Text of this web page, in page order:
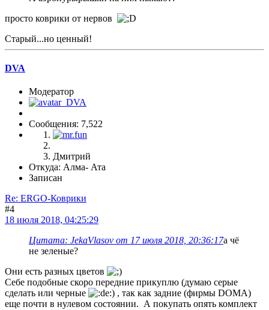
просто коврики от нервов
Старый...но ценный!
DVA
Модератор
Сообщения: 7,522
Дмитрий
Откуда: Алма- Ата
Записан
Re: ERGO-Коврики
#4
18 июля 2018, 04:25:29
Цитата: JekaVlasov от 17 июля 2018, 20:36:17а чё
не зеленые?
Они есть разных цветов
Себе подобные скоро передние прикуплю (думаю серые
сделать или черные
) , так как задние (фирмы DOMA)
еще почти в нулевом состоянии. А покупать опять комплект